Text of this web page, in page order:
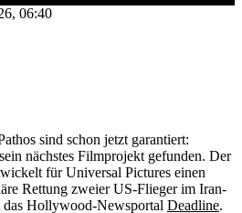
06:40
sind schon jetzt garantiert:
nächstes Filmprojekt gefunden. Der
für Universal Pictures einen
Rettung zweier US-Flieger im Iran-
das Hollywood-Newsportal Deadline.